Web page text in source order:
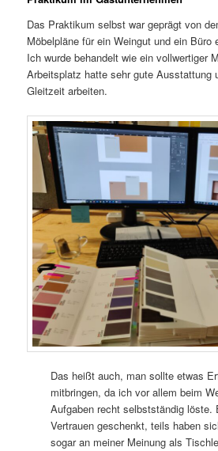
Das Praktikum selbst war geprägt von
Möbelpläne für ein Weingut und ein Büro
Ich wurde behandelt wie ein vollwertiger
Arbeitsplatz hatte sehr gute Ausstattung
Gleitzeit arbeiten.
Das heißt auch, man sollte etwas
mitbringen, da ich vor allem beim
Aufgaben recht selbstständig löste.
Vertrauen geschenkt, teils haben
sogar an meiner Meinung als